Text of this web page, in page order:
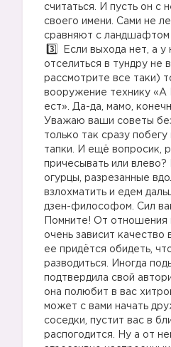
считаться. И пусть он с
своего имени. Сами не
сравняют с ландшафтом
Если выхода нет, а у
отселиться в тундру не
рассмотрите все таки)
вооружение технику «А
ест». Да-да, мамо,
Уважаю ваши советы
только так сразу побегу
тапки. И ещё вопросик,
причесывать или влево?
огурцы, разрезанные
взлохматить и едем
дзен-философом. Сил
Помните! От отношения
очень зависит
ее придётся обидеть,
разводиться. Иногда
подтвердила свой
она полюбит в вас
может с вами начать
соседки, пустит вас в
распогодится. Ну а от